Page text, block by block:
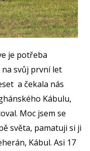
je potřeba
svůj první let
a čekala nás
Kábulu,
Moc jsem se
světa, pamatuji si ji
Kábul. Asi 17